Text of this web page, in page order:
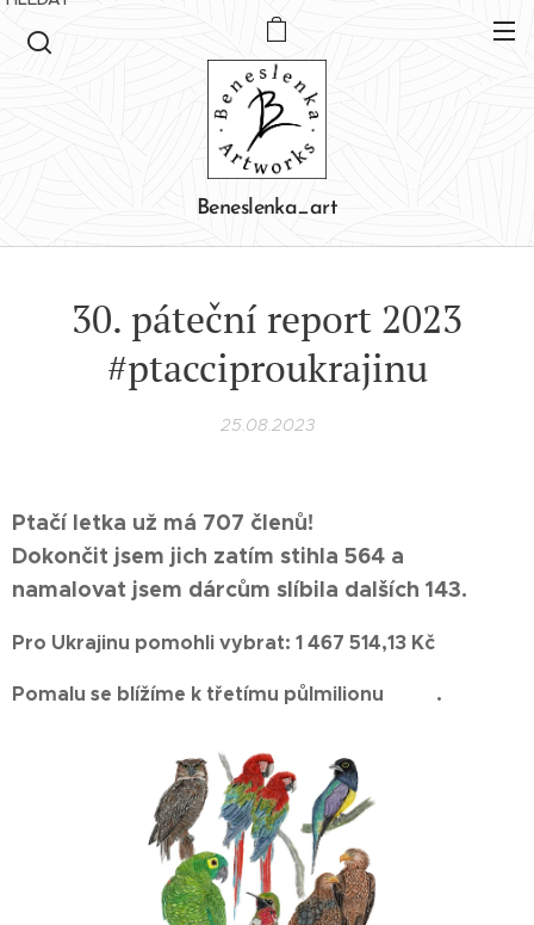
Beneslenka_art
30. páteční report 2023
#ptacciproukrajinu
25.08.2023
Ptačí letka už má 707 členů!
Dokončit jsem jich zatím stihla 564 a
namalovat jsem dárcům slíbila dalších 143.
Pro Ukrajinu pomohli vybrat: 1 467 514,13 Kč
Pomalu se blížíme k třetímu půlmilionu 🤗🙏.